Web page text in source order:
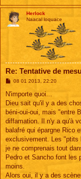
Herlock
Naacal loquace
Re: Tentative de
M
s
a
g
08 01 2013, 22:20
N'importe quoi...
Dieu sait qu'il y a des
béni-oui-oui, mais "entre
diffamation. Il n'y a qu'à
balafré qui épargne Rico
exclusivement. Les "ptits
je ne comprenais tout
Pedro et Sancho font les
moins.
Alors oui, il y a des